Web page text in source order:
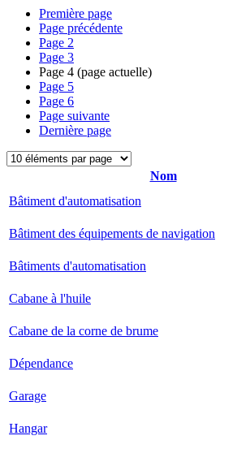
Première page
Page précédente
Page 2
Page 3
Page 4 (page actuelle)
Page 5
Page 6
Page suivante
Dernière page
Nom
Bâtiment d'automatisation
Bâtiment des équipements de navigation
Bâtiments d'automatisation
Cabane à l'huile
Cabane de la corne de brume
Dépendance
Garage
Hangar